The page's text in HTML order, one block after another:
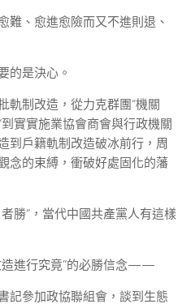
難、愈進愈險而又不進則退、
的是決心。
軌制改造，從力克群團“機關
實實施業協會商會與行政機關
到戶籍軌制改造破冰前行，周
念的束縛，衝破好處固化的藩
勝”，當代中國共產黨人有這樣
造進行究竟”的必勝信念——
記參加政協聯組會，談到生態